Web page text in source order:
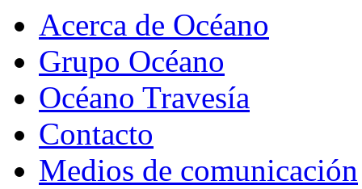
Acerca de Océano
Grupo Océano
Océano Travesía
Contacto
Medios de comunicación